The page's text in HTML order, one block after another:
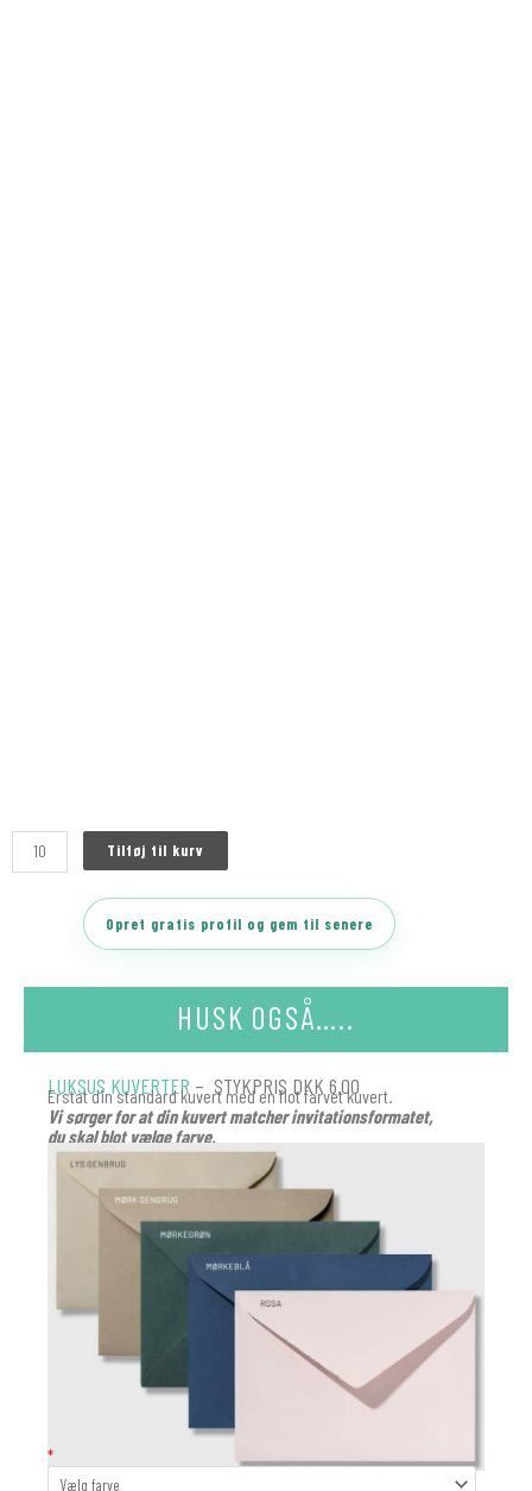
Tilføj til kurv
Opret gratis profil og gem til senere
HUSK OGSÅ…..
LUKSUS KUVERTER – STYKPRIS DKK 6.00
Erstat din standard kuvert med en flot farvet kuvert.
Vi sørger for at din kuvert matcher invitationsformatet,
du skal blot vælge farve.
*
KUVERT
antal